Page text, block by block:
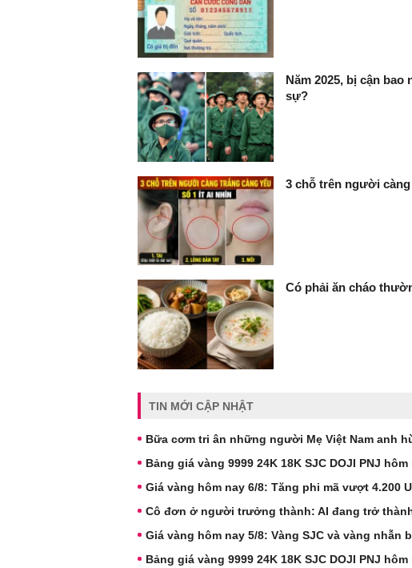
Năm 2025, bị cận
sự?
3 chỗ trên người
Có phải ăn cháo
TIN MỚI CẬP NHẬT
Bữa cơm tri ân những người Mẹ Việt Nam anh
Bảng giá vàng 9999 24K 18K SJC DOJI PNJ hôm
Giá vàng hôm nay 6/8: Tăng phi mã vượt 4.200
Cô đơn ở người trưởng thành: AI đang trở
Giá vàng hôm nay 5/8: Vàng SJC và vàng nhẫn
Bảng giá vàng 9999 24K 18K SJC DOJI PNJ hôm